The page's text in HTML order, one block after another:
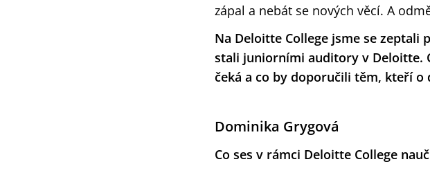
zápal a nebát se nových věcí. A
Na Deloitte College jsme se
stali juniorními auditory v Deloitte.
čeká a co by doporučili těm, kteří
Dominika Grygová
Co ses v rámci Deloitte College